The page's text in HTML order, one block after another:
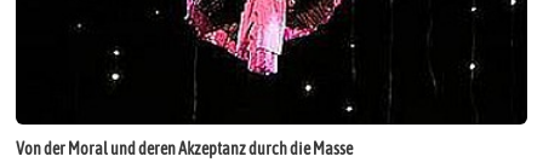
Von der Moral und deren Akzeptanz durch die Masse